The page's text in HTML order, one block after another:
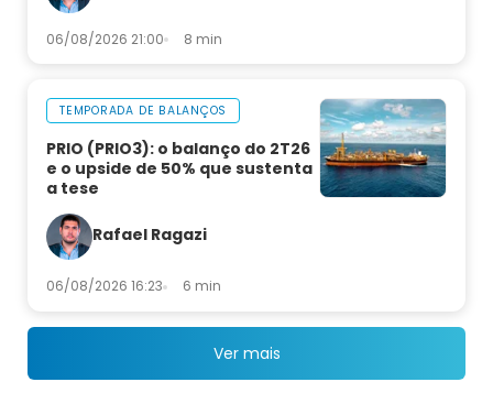
06/08/2026 21:00 8 min
TEMPORADA DE BALANÇOS
PRIO (PRIO3): o balanço do 2T26
e o upside de 50% que sustenta
a tese
Rafael Ragazi
06/08/2026 16:23 6 min
Ver mais